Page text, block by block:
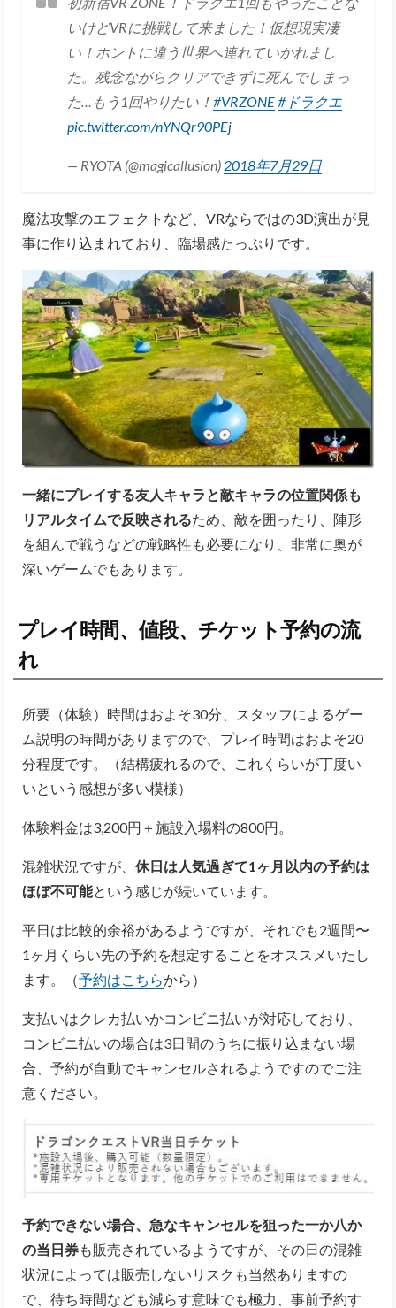
いけどVRに挑戦して来ました！仮想現実凄
い！ホントに違う世界へ連れていかれまし
た。残念ながらクリアできずに死んでしまっ
た…もう1回やりたい！#VRZONE#ドラクエ
pic.twitter.com/nYNQr90PEj
— RYOTA (@magicallusion) 2018年7月29日
魔法攻撃のエフェクトなど、VRならではの3D演出が見
事に作り込まれており、臨場感たっぷりです。
一緒にプレイする友人キャラと敵キャラの位置関係も
リアルタイムで反映されるため、敵を囲ったり、陣形
を組んで戦うなどの戦略性も必要になり、非常に奥が
深いゲームでもあります。
プレイ時間、値段、チケット予約の流
れ
所要（体験）時間はおよそ30分、スタッフによるゲー
ム説明の時間がありますので、プレイ時間はおよそ20
分程度です。（結構疲れるので、これくらいが丁度い
いという感想が多い模様）
体験料金は3,200円＋施設入場料の800円。
混雑状況ですが、 休日は人気過ぎて1ヶ月以内の予約は
ほぼ不可能という感じが続いています。
平日は比較的余裕があるようですが、それでも2週間〜
1ヶ月くらい先の予約を想定することをオススメいたし
ます。
（予約はこちらから）
支払いはクレカ払いかコンビニ払いが対応しており、
コンビニ払いの場合は3日間のうちに振り込まない場
合、予約が自動でキャンセルされるようですのでご注
意ください。
予約できない場合、急なキャンセルを狙った一か八か
の当日券も販売されているようですが、その日の混雑
状況によっては販売しないリスクも当然ありますの
で、待ち時間なども減らす意味でも極力、事前予約す